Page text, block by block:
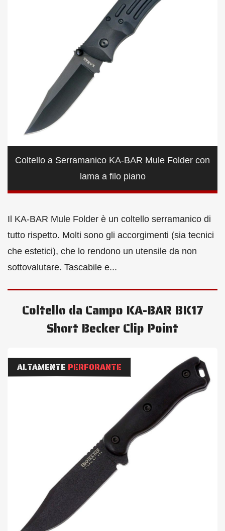
Coltello a Serramanico KA-BAR Mule Folder con
lama a filo piano
Il KA-BAR Mule Folder è un coltello serramanico di
tutto rispetto. Molti sono gli accorgimenti (sia tecnici
che estetici), che lo rendono un utensile da non
sottovalutare. Tascabile e...
Coltello da Campo KA-BAR BK17
Short Becker Clip Point
ALTAMENTE PERFORANTE